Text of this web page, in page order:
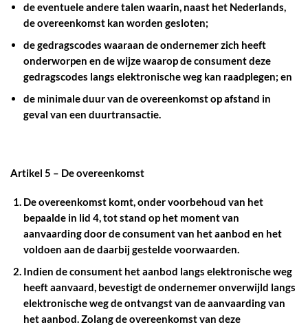
de eventuele andere talen waarin, naast het Nederlands,
de overeenkomst kan worden gesloten;
de gedragscodes waaraan de ondernemer zich heeft
onderworpen en de wijze waarop de consument deze
gedragscodes langs elektronische weg kan raadplegen; en
de minimale duur van de overeenkomst op afstand in
geval van een duurtransactie.
Artikel 5 – De overeenkomst
De overeenkomst komt, onder voorbehoud van het
bepaalde in lid 4, tot stand op het moment van
aanvaarding door de consument van het aanbod en het
voldoen aan de daarbij gestelde voorwaarden.
Indien de consument het aanbod langs elektronische weg
heeft aanvaard, bevestigt de ondernemer onverwijld langs
elektronische weg de ontvangst van de aanvaarding van
het aanbod. Zolang de overeenkomst van deze